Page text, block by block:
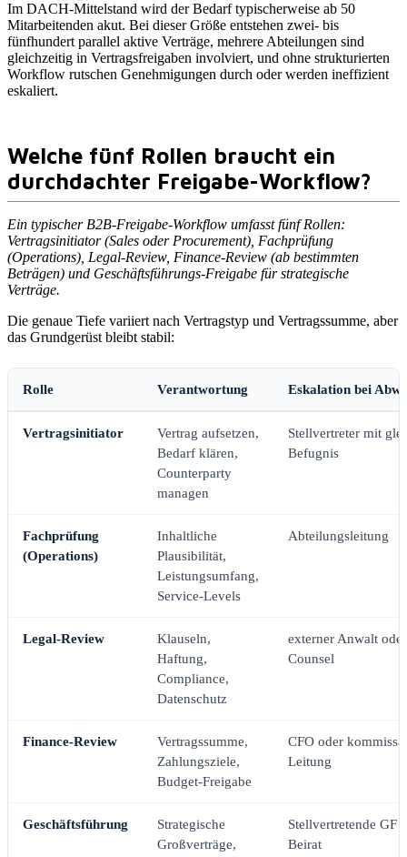
Im DACH-Mittelstand wird der Bedarf typischerweise ab 50
Mitarbeitenden akut. Bei dieser Größe entstehen zwei- bis
fünfhundert parallel aktive Verträge, mehrere Abteilungen sind
gleichzeitig in Vertragsfreigaben involviert, und ohne strukturierten
Workflow rutschen Genehmigungen durch oder werden ineffizient
eskaliert.
Welche fünf Rollen braucht ein
durchdachter Freigabe-Workflow?
Ein typischer B2B-Freigabe-Workflow umfasst fünf Rollen:
Vertragsinitiator (Sales oder Procurement), Fachprüfung
(Operations), Legal-Review, Finance-Review (ab bestimmten
Beträgen) und Geschäftsführungs-Freigabe für strategische
Verträge.
Die genaue Tiefe variiert nach Vertragstyp und Vertragssumme, aber
das Grundgerüst bleibt stabil:
Rolle Verantwortung Eskalation bei
Vertragsinitiator
Vertrag aufsetzen,
Bedarf klären,
Counterparty
managen
Stellvertreter mit
Befugnis
Fachprüfung
(Operations)
Inhaltliche
Plausibilität,
Leistungsumfang,
Service-Levels
Abteilungsleitung
Legal-Review
Klauseln,
Haftung,
Compliance,
Datenschutz
externer Anwalt
Counsel
Finance-Review
Vertragssumme,
Zahlungsziele,
Budget-Freigabe
CFO oder
Leitung
Geschäftsführung
Strategische
Großverträge,
Stellvertretende GF
Beirat